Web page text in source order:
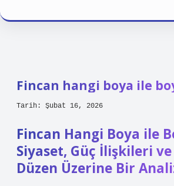
Fincan hangi boya ile
Tarih: Şubat 16, 2026
Fincan Hangi Boya ile
Siyaset, Güç İlişkileri
Düzen Üzerine Bir